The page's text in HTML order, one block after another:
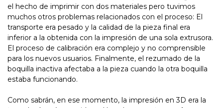
el hecho de imprimir con dos materiales pero tuvimos
muchos otros problemas relacionados con el proceso: El
transporte era pesado y la calidad de la pieza final era
inferior a la obtenida con la impresión de una sola extrusora.
El proceso de calibración era complejo y no comprensible
para los nuevos usuarios. Finalmente, el rezumado de la
boquilla inactiva afectaba a la pieza cuando la otra boquilla
estaba funcionando.
Como sabrán, en ese momento, la impresión en 3D era la